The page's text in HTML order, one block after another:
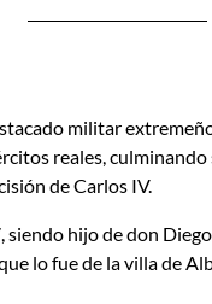
militar
reales, culminando
de Carlos IV.
siendo hijo de don
lo fue de la villa de